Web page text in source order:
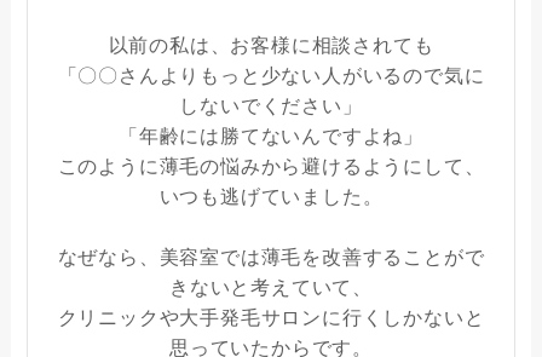
以前の私は、お客様に相談されても
「〇〇さんよりもっと少ない人がいるので気に
しないでください」
「年齢には勝てないんですよね」
このように薄毛の悩みから避けるようにして、
いつも逃げていました。
なぜなら、美容室では薄毛を改善することがで
きないと考えていて、
クリニックや大手発毛サロンに行くしかないと
思っていたからです。